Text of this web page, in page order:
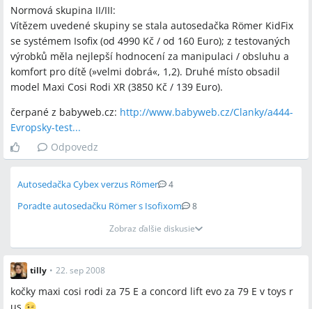
M‑Fix, Cybex Solution X2/Fix, Cybex Solution Q2 Fix, Cybex Free
Fix, Cybex Platinum Q‑Fix, Maxi‑Cosi Rodi XR, Maxi‑Cosi Rodi
AirProtect, Concord Lift Evo, Concord Lift Core, Chicco Key 2‑3,
Chicco Oasys 2‑3 Fixplus, JANÉ Indy Team, STM Starlight SP,
STM iPai Seatfix (Seatfix), Nania Cosmo SP, CAM 0–18,
Babypoint Space, Storchenmühle modely, ISOFIX, 3‑bodový
opierky hlavy, prateľný poťah, bezpečnostné popruhy na
autosedačku s ISOFIXom, ADAC testy, fotelik.info testy
Viedeň, Linz, Bratislava (Drienová ul.), Žilina, Rakúsko,
Normová skupina II/III:
Vítězem uvedené skupiny se stala autosedačka Römer KidFix
se systémem Isofix (od 4990 Kč / od 160 Euro); z testovaných
výrobků měla nejlepší hodnocení za manipulaci / obsluhu a
komfort pro dítě (»velmi dobrá«, 1,2). Druhé místo obsadil
model Maxi Cosi Rodi XR (3850 Kč / 139 Euro).
čerpané z babyweb.cz: http://www.babyweb.cz/Clanky/a444-
Evropsky-test...
Odpovedz
Autosedačka Cybex verzus Römer 4
Poradte autosedačku Römer s Isofixom
8
Zobraz ďalšie diskusie
tilly • 22. sep 2008
kočky maxi cosi rodi za 75 E a concord lift evo za 79 E v toys r